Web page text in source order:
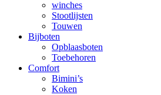
winches
Stootlijsten
Touwen
Bijboten
Opblaasboten
Toebehoren
Comfort
Bimini’s
Koken